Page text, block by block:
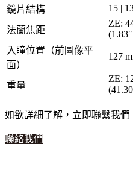
鏡片結構
15 |
法蘭焦距
ZE:
入瞳位置（前圖像平
面）
127
重量
ZE:
如欲詳細了解，立即聯繫我們
聯絡我們